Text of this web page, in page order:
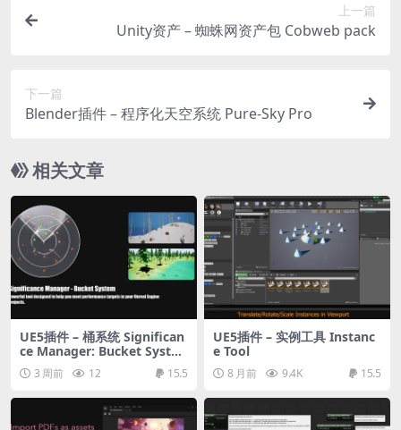
上一篇
Unity资产 – 蜘蛛网资产包 Cobweb pack
下一篇
Blender插件 – 程序化天空系统 Pure-Sky Pro
相关文章
UE5插件 – 桶系统 Significan
ce Manager: Bucket Syste
m 3 周前 12 15.5
UE5插件 – 实例工具 Instanc
e Tool
8 月前 9.4K 15.5